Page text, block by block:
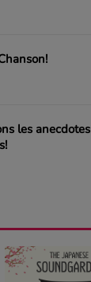
les anecdotes